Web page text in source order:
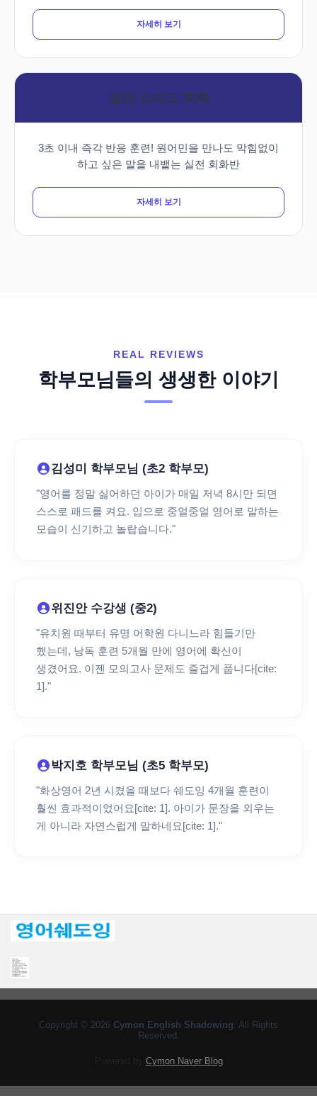
자세히 보기
실전 스피드 회화
3초 이내 즉각 반응 훈련! 원어민을 만나도 막힘없이
하고 싶은 말을 내뱉는 실전 회화반
자세히 보기
REAL REVIEWS
학부모님들의 생생한 이야기
김성미 학부모님 (초2 학부모)
"영어를 정말 싫어하던 아이가 매일 저녁 8시만 되면
스스로 패드를 켜요. 입으로 중얼중얼 영어로 말하는
모습이 신기하고 놀랍습니다."
위진안 수강생 (중2)
"유치원 때부터 유명 어학원 다니느라 힘들기만
했는데, 낭독 훈련 5개월 만에 영어에 확신이
생겼어요. 이젠 모의고사 문제도 즐겁게 풉니다[cite:
1]."
박지호 학부모님 (초5 학부모)
"화상영어 2년 시켰을 때보다 쉐도잉 4개월 훈련이
훨씬 효과적이었어요[cite: 1]. 아이가 문장을 외우는
게 아니라 자연스럽게 말하네요[cite: 1]."
Copyright © 2026 Cymon English Shadowing. All Rights
Reserved.
Powered by Cymon Naver Blog